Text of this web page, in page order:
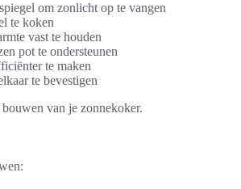
om zonlicht op te vangen
te koken
vast te houden
pot te ondersteunen
te maken
te bevestigen
van je zonnekoker.